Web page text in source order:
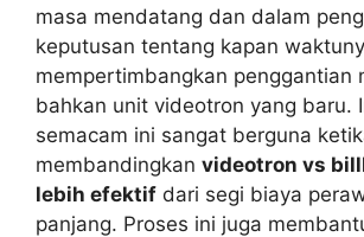
masa mendatang dan dalam
keputusan tentang kapan
mempertimbangkan penggantian
bahkan unit videotron yang baru.
semacam ini sangat berguna
membandingkan videotron vs
lebih efektif dari segi biaya
panjang. Proses ini juga